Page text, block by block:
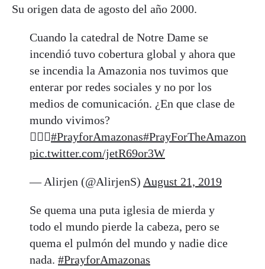
Su origen data de agosto del año 2000.
Cuando la catedral de Notre Dame se
incendió tuvo cobertura global y ahora que
se incendia la Amazonia nos tuvimos que
enterar por redes sociales y no por los
medios de comunicación. ¿En que clase de
mundo vivimos?
🤷🏻‍♀️#PrayforAmazonas#PrayForTheAmazon
pic.twitter.com/jetR69or3W
— Alirjen (@AlirjenS) August 21, 2019
Se quema una puta iglesia de mierda y
todo el mundo pierde la cabeza, pero se
quema el pulmón del mundo y nadie dice
nada. #PrayforAmazonas